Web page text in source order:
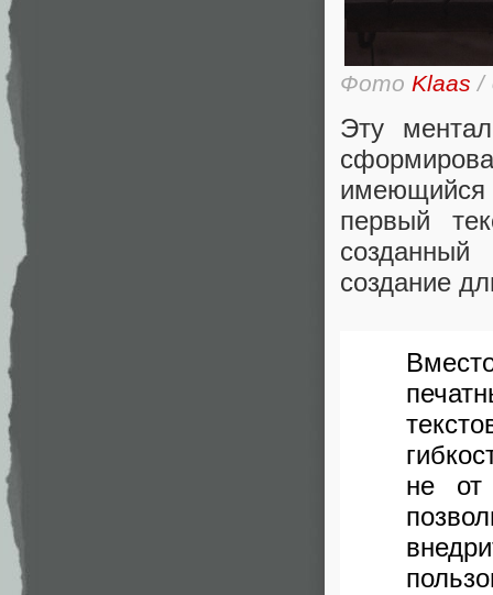
Фото Klaas /
Эту
первый
создание
не от